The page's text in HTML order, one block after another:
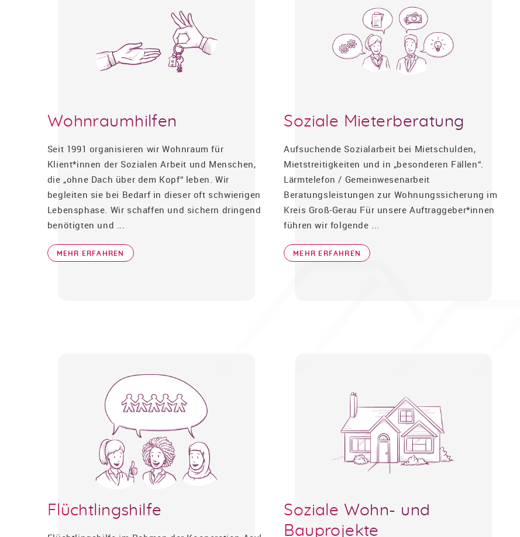
Wohnraumhilfen
Seit 1991 organisieren wir Wohnraum für
Klient*innen der Sozialen Arbeit und Menschen,
die „ohne Dach über dem Kopf“ leben. Wir
begleiten sie bei Bedarf in dieser oft schwierigen
Lebensphase. Wir schaffen und sichern dringend
benötigten und ...
MEHR ERFAHREN
Soziale Mieterberatung
Aufsuchende Sozialarbeit bei Mietschulden,
Mietstreitigkeiten und in „besonderen Fällen“.
Lärmtelefon / Gemeinwesenarbeit
Beratungsleistungen zur Wohnungssicherung im
Kreis Groß-Gerau Für unsere Auftraggeber*innen
führen wir folgende ...
MEHR ERFAHREN
Flüchtlingshilfe
Soziale Wohn- und
Bauprojekte